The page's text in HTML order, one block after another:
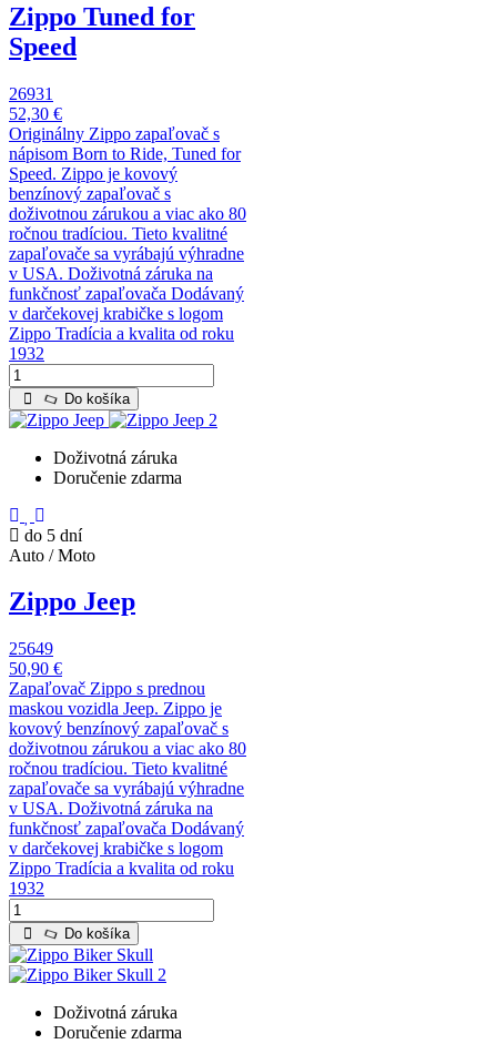
Zippo Tuned for
Speed
26931
52,30 €
Originálny Zippo zapaľovač s
nápisom Born to Ride, Tuned for
Speed. Zippo je kovový
benzínový zapaľovač s
doživotnou zárukou a viac ako 80
ročnou tradíciou. Tieto kvalitné
zapaľovače sa vyrábajú výhradne
v USA. Doživotná záruka na
funkčnosť zapaľovača Dodávaný
v darčekovej krabičke s logom
Zippo Tradícia a kvalita od roku
1932
Do košíka
Doživotná záruka
Doručenie zdarma
do 5 dní
Auto / Moto
Zippo Jeep
25649
50,90 €
Zapaľovač Zippo s prednou
maskou vozidla Jeep. Zippo je
kovový benzínový zapaľovač s
doživotnou zárukou a viac ako 80
ročnou tradíciou. Tieto kvalitné
zapaľovače sa vyrábajú výhradne
v USA. Doživotná záruka na
funkčnosť zapaľovača Dodávaný
v darčekovej krabičke s logom
Zippo Tradícia a kvalita od roku
1932
Do košíka
Doživotná záruka
Doručenie zdarma